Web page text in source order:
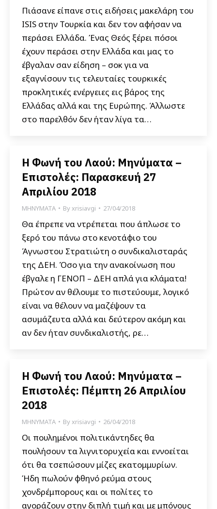
Πιάσανε είπανε στις ειδήσεις μακελάρη του
ISIS στην Τουρκία και δεν τον αφήσαν να
περάσει Ελλάδα. Ένας Θεός ξέρει πόσοι
έχουν περάσει στην Ελλάδα και μας το
έβγαλαν σαν είδηση – σοκ για να
εξαγνίσουν τις τελευταίες τουρκικές
προκλητικές ενέργειες εις βάρος της
Ελλάδας αλλά και της Ευρώπης. Άλλωστε
στο παρελθόν δεν ήταν λίγα τα…
Η Φωνή του Λαού: Μηνύματα –
Επιστολές: Παρασκευή 27
Απριλίου 2018
ΜΗΝΥΜΑΤΑ Byxrisiavgi 27/04/2018
Θα έπρεπε να ντρέπεται που άπλωσε το
ξερό του πάνω στο κενοτάφιο του
Άγνωστου Στρατιώτη ο συνδικαλισταράς
της ΔΕΗ. Όσο για την ανακοίνωση που
έβγαλε η ΓΕΝΟΠ – ΔΕΗ απλά για κλάματα!
Πρώτον αν θέλουμε το πιστεύουμε, λογικό
είναι να θέλουν να μαζέψουν τα
ασυμάζευτα αλλά και δεύτερον ακόμη και
αν δεν ήταν συνδικαλιστής, ρε…
Η Φωνή του Λαού: Μηνύματα –
Επιστολές: Πέμπτη 26 Απριλίου
2018
ΜΗΝΥΜΑΤΑ Byxrisiavgi 26/04/2018
Οι πουλημένοι πολιτικάντηδες θα
πουλήσουν τα λιγνιτορυχεία και εννοείται
ότι θα τσεπώσουν μίζες εκατομμυρίων.
Ήδη πωλούν φθηνό ρεύμα στους
χονδρέμπορους και οι πολίτες το
αγοράζουν στην διπλή τιμή και με μπόνους